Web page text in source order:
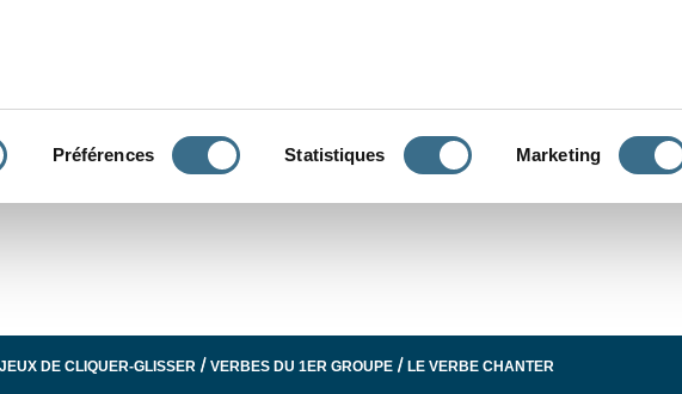
Préférences Statistiques Marketing
JEUX DE CLIQUER-GLISSER /VERBES DU 1ER GROUPE /LE VERBE CHANTER